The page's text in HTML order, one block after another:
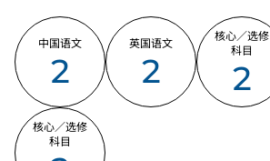
中国语文
2
英国语文
2
核心／选修
科目
2
核心／选修
科目